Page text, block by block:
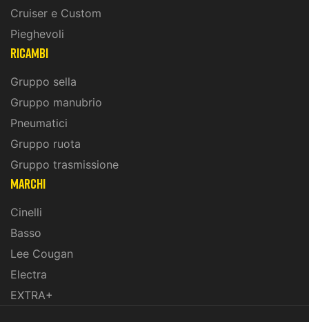
Cruiser e Custom
Pieghevoli
ricambi
Gruppo sella
Gruppo manubrio
Pneumatici
Gruppo ruota
Gruppo trasmissione
marchi
Cinelli
Basso
Lee Cougan
Electra
EXTRA+